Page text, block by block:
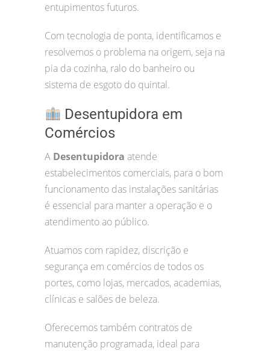
entupimentos futuros.
Com tecnologia de ponta, identificamos e
resolvemos o problema na origem, seja na
pia da cozinha, ralo do banheiro ou
sistema de esgoto do quintal.
Desentupidora em
Comércios
A Desentupidora atende
estabelecimentos comerciais, para o bom
funcionamento das instalações sanitárias
é essencial para manter a operação e o
atendimento ao público.
Atuamos com rapidez, discrição e
segurança em comércios de todos os
portes, como lojas, mercados, academias,
clínicas e salões de beleza.
Oferecemos também contratos de
manutenção programada, ideal para